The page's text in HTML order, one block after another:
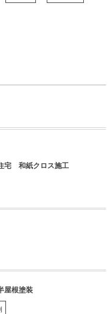
宅 和紙クロス施工
屋根塗装